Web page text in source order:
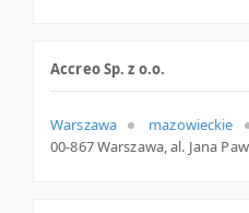
Accreo Sp. z o.o.
Warszawa
mazowieckie